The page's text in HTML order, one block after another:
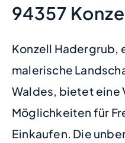
94357
Konzell
malerische
Waldes, bietet eine
Möglichkeiten für
Einkaufen. Die